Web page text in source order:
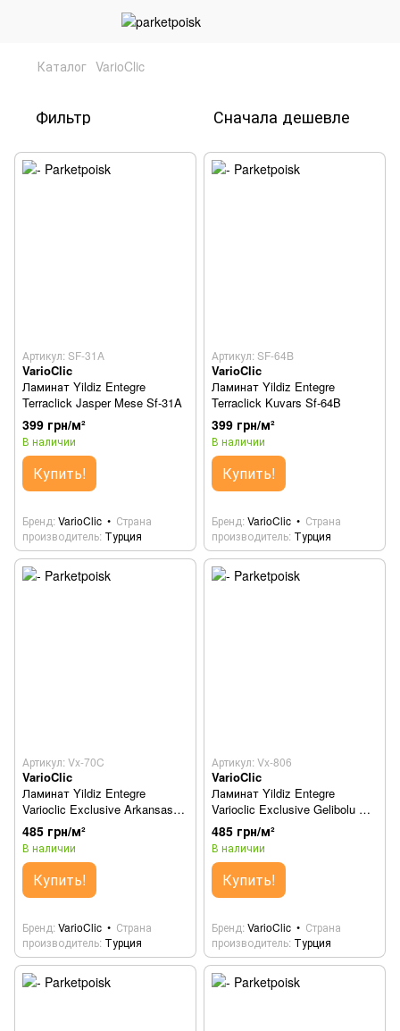
Каталог VarioClic
Фильтр Сначала дешевле
Артикул: SF-31A
VarioClic
Ламинат Yildiz Entegre
Terraclick Jasper Mese Sf-31A
399 грн/м²
В наличии
Купить!
Бренд VarioClic
Страна
производитель Турция
Артикул: SF-64B
VarioClic
Ламинат Yildiz Entegre
Terraclick Kuvars Sf-64B
399 грн/м²
В наличии
Купить!
Бренд VarioClic
Страна
производитель Турция
Артикул: Vx-70C
VarioClic
Ламинат Yildiz Entegre
Varioclic Exclusive Arkansas
Vx-70C
485 грн/м²
В наличии
Купить!
Бренд VarioClic
Страна
производитель Турция
Артикул: Vx-806
VarioClic
Ламинат Yildiz Entegre
Varioclic Exclusive Gelibolu Vx-
806
485 грн/м²
В наличии
Купить!
Бренд VarioClic
Страна
производитель Турция